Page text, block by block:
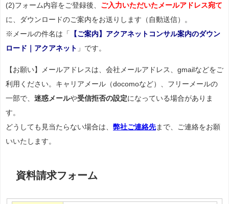
(2)フォーム内容をご登録後、 ご入力いただいたメールアドレス宛て
に、ダウンロードのご案内をお送りします（自動送信）。
※メールの件名は「
【ご案内】アクアネットコンサル案内のダウン
ロード｜アクアネット 」です。
【お願い】メールアドレスは、会社メールアドレス、gmailなどをご
利用ください。キャリアメール（docomoなど）、フリーメールの
一部で、 迷惑メールや受信拒否の設定になっている場合がありま
す。
どうしても見当たらない場合は、 弊社ご連絡先まで、ご連絡をお願
いいたします。
資料請求フォーム